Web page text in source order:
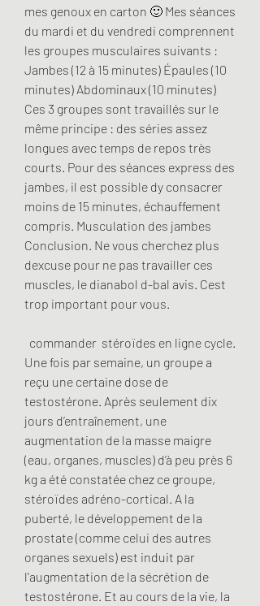
mes genoux en carton 🙂 Mes séances
du mardi et du vendredi comprennent
les groupes musculaires suivants :
Jambes (12 à 15 minutes) Épaules (10
minutes) Abdominaux (10 minutes)
Ces 3 groupes sont travaillés sur le
même principe : des séries assez
longues avec temps de repos très
courts. Pour des séances express des
jambes, il est possible dy consacrer
moins de 15 minutes, échauffement
compris. Musculation des jambes
Conclusion. Ne vous cherchez plus
dexcuse pour ne pas travailler ces
muscles, le dianabol d-bal avis. Cest
trop important pour vous.
  commander  stéroïdes en ligne cycle.
Une fois par semaine, un groupe a
reçu une certaine dose de
testostérone. Après seulement dix
jours d’entraînement, une
augmentation de la masse maigre
(eau, organes, muscles) d’à peu près 6
kg a été constatée chez ce groupe,
stéroïdes adréno-cortical. A la
puberté, le développement de la
prostate (comme celui des autres
organes sexuels) est induit par
l'augmentation de la sécrétion de
testostérone. Et au cours de la vie, la